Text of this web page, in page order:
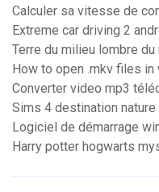
Calculer sa vitesse de
Extreme car driving 2
Terre du milieu lombre
How to open .mkv files
Converter video mp3
Sims 4 destination
Logiciel de démarrage
Harry potter hogwarts